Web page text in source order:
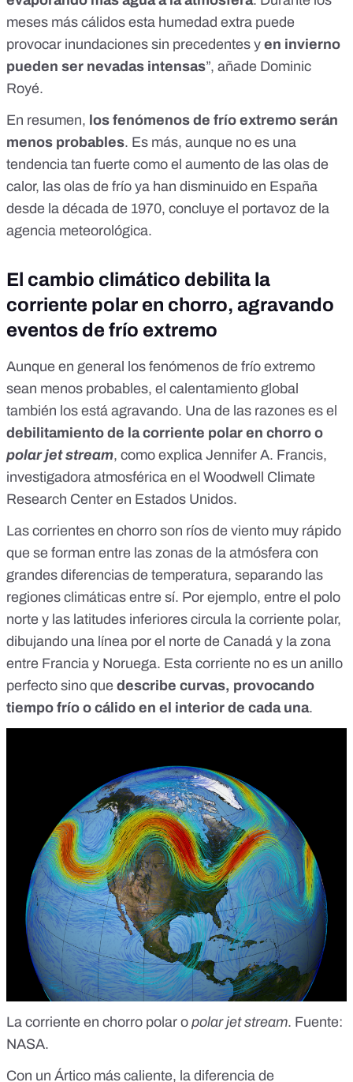
meses más cálidos esta humedad extra puede
provocar inundaciones sin precedentes y en invierno
pueden ser nevadas intensas”, añade Dominic
Royé.
En resumen, los fenómenos de frío extremo serán
menos probables. Es más, aunque no es una
tendencia tan fuerte como el aumento de las olas de
calor, las olas de frío ya han disminuido en España
desde la década de 1970, concluye el portavoz de la
agencia meteorológica.
El cambio climático debilita la
corriente polar en chorro, agravando
eventos de frío extremo
Aunque en general los fenómenos de frío extremo
sean menos probables, el calentamiento global
también los está agravando. Una de las razones es el
debilitamiento de la corriente polar en chorro o
polar jet stream, como explica Jennifer A. Francis,
investigadora atmosférica en el Woodwell Climate
Research Center en Estados Unidos.
Las corrientes en chorro son ríos de viento muy rápido
que se forman entre las zonas de la atmósfera con
grandes diferencias de temperatura, separando las
regiones climáticas entre sí. Por ejemplo, entre el polo
norte y las latitudes inferiores circula la corriente polar,
dibujando una línea por el norte de Canadá y la zona
entre Francia y Noruega. Esta corriente no es un anillo
perfecto sino que describe curvas, provocando
tiempo frío o cálido en el interior de cada una.
La corriente en chorro polar o polar jet stream. Fuente:
NASA.
Con un Ártico más caliente, la diferencia de